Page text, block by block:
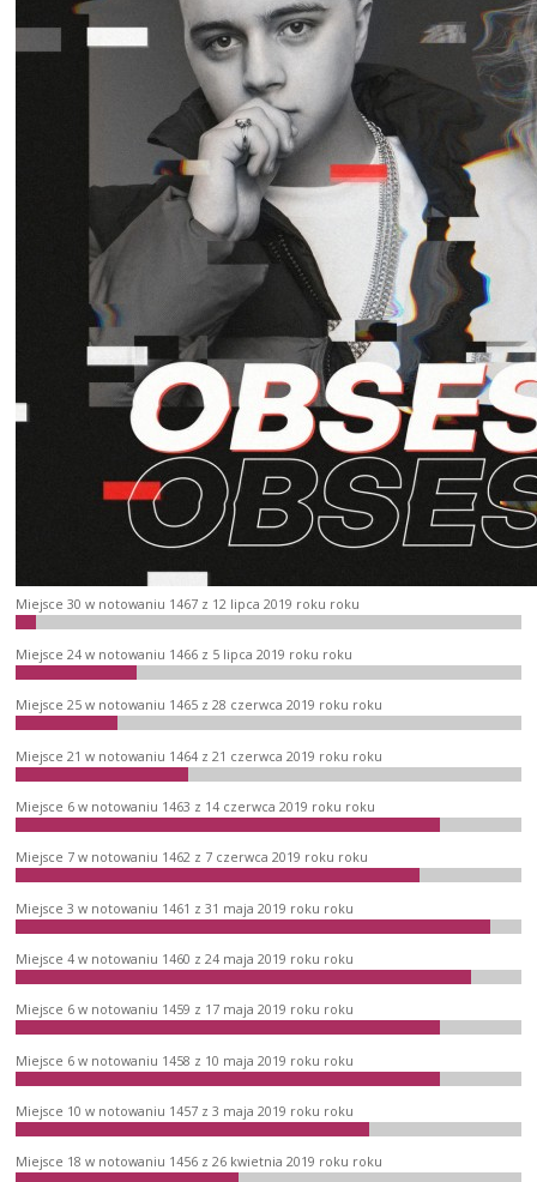
Miejsce 30 w notowaniu 1467 z 12 lipca 2019 roku roku
Miejsce 24 w notowaniu 1466 z 5 lipca 2019 roku roku
Miejsce 25 w notowaniu 1465 z 28 czerwca 2019 roku roku
Miejsce 21 w notowaniu 1464 z 21 czerwca 2019 roku roku
Miejsce 6 w notowaniu 1463 z 14 czerwca 2019 roku roku
Miejsce 7 w notowaniu 1462 z 7 czerwca 2019 roku roku
Miejsce 3 w notowaniu 1461 z 31 maja 2019 roku roku
Miejsce 4 w notowaniu 1460 z 24 maja 2019 roku roku
Miejsce 6 w notowaniu 1459 z 17 maja 2019 roku roku
Miejsce 6 w notowaniu 1458 z 10 maja 2019 roku roku
Miejsce 10 w notowaniu 1457 z 3 maja 2019 roku roku
Miejsce 18 w notowaniu 1456 z 26 kwietnia 2019 roku roku